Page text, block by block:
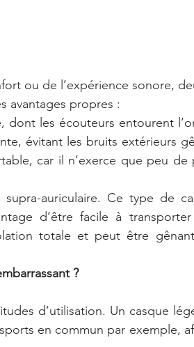
ou de l’expérience sonore,
avantages propres :
dont les écouteurs entourent
évitant les bruits extérieurs
car il n’exerce que peu de
auriculaire. Ce type de
d’être facile à
totale et peut être
?
d’utilisation. Un casque
en commun par exemple,